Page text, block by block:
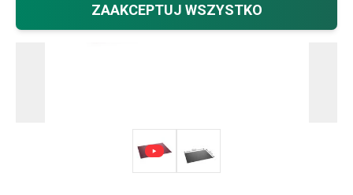
ZAAKCEPTUJ WSZYSTKO